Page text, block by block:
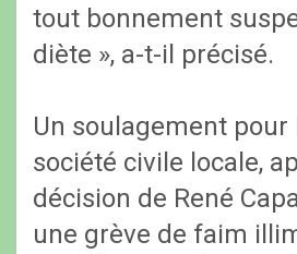
tout bonnement
diète », a-t-il précisé.
Un soulagement pour
société civile locale,
décision de René
une grève de faim